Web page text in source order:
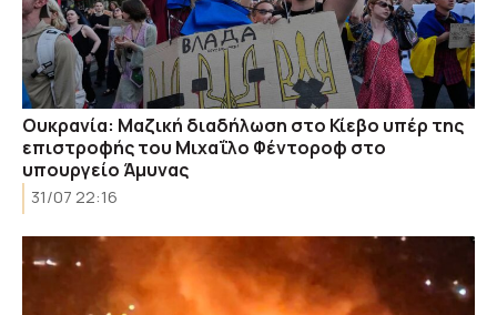
Ουκρανία: Μαζική διαδήλωση στο Κίεβο υπέρ της
επιστροφής του Μιχαΐλο Φέντοροφ στο
υπουργείο Άμυνας
31/07 22:16